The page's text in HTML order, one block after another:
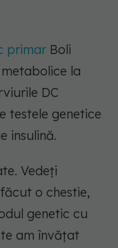
primar Boli
la
DC
testele genetice
insulină.
Vedeți
o chestie,
genetic cu
am învățat